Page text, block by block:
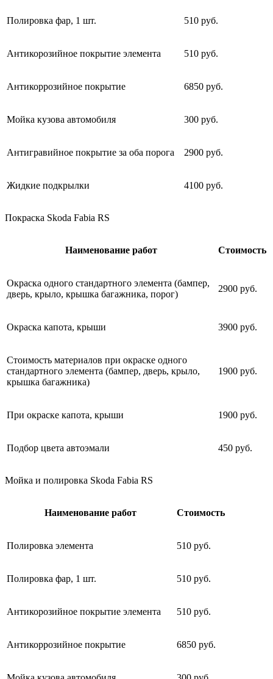
Полировка фар, 1 шт. 510 руб.
Антикорозийное покрытие элемента 510 руб.
Антикоррозийное покрытие 6850 руб.
Мойка кузова автомобиля 300 руб.
Антигравийное покрытие за оба порога 2900 руб.
Жидкие подкрылки 4100 руб.
Покраска Skoda Fabia RS
Наименование работ Стоимость
Окраска одного стандартного элемента (бампер,
дверь, крыло, крышка багажника, порог)
2900 руб.
Окраска капота, крыши 3900 руб.
Стоимость материалов при окраске одного
стандартного элемента (бампер, дверь, крыло,
крышка багажника)
1900 руб.
При окраске капота, крыши 1900 руб.
Подбор цвета автоэмали 450 руб.
Мойка и полировка Skoda Fabia RS
Наименование работ Стоимость
Полировка элемента 510 руб.
Полировка фар, 1 шт. 510 руб.
Антикорозийное покрытие элемента 510 руб.
Антикоррозийное покрытие 6850 руб.